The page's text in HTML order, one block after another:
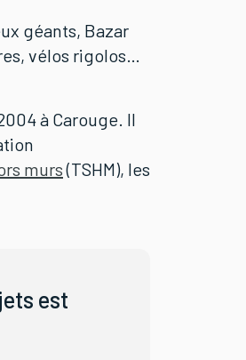
géants, Bazar
vélos rigolos…
à Carouge. Il
murs(TSHM), les
est